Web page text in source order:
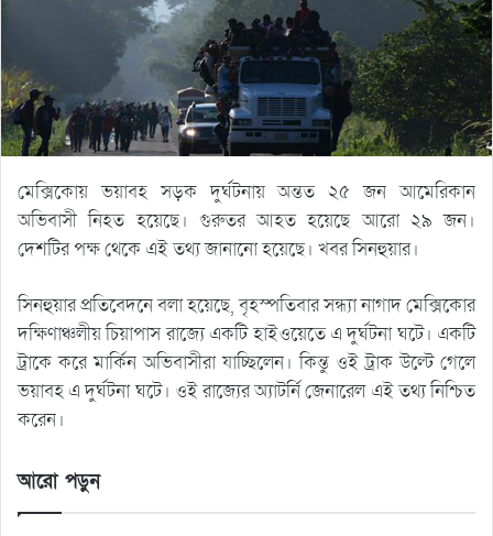
মেক্সিকোয় ভয়াবহ সড়ক দুর্ঘটনায় অন্তত ২৫ জন আমেরিকান
অভিবাসী​ নিহত হয়েছে। গুরুতর আহত হয়েছে আরো ২৯ জন।
দেশটির পক্ষ থেকে এই তথ্য জানানো হয়েছে। খবর সিনহুয়ার।
সিনহুয়ার প্রতিবেদনে বলা হয়েছে, বৃহস্পতিবার সন্ধ্যা নাগাদ মেক্সিকোর
দক্ষিণাঞ্চলীয় চিয়াপাস রাজ্যে একটি হাইওয়েতে এ দুর্ঘটনা ঘটে। একটি
ট্রাকে করে মার্কিন অভিবাসীরা যাচ্ছিলেন। কিন্তু ওই ট্রাক উল্টে গেলে
ভয়াবহ এ দুর্ঘটনা ঘটে। ওই রাজ্যের অ্যাটর্নি জেনারেল এই তথ্য নিশ্চিত
করেন।
আরো পড়ুন